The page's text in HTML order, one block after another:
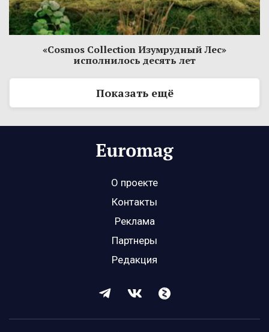
«Cosmos Collection Изумрудный Лес»
исполнилось десять лет
Показать ещё
О проекте
Контакты
Реклама
Партнеры
Редакция